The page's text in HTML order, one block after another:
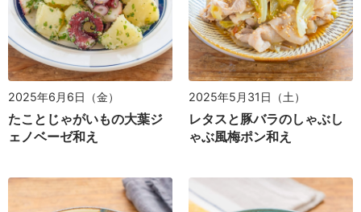
2025年6月6日（金）
たことじゃがいもの大葉ジ
ェノベーゼ和え
2025年5月31日（土）
レタスと豚バラのしゃぶし
ゃぶ風梅ポン和え